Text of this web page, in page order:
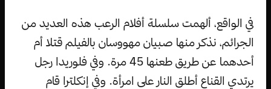
في الواقع، ألهمت سلسلة أفلام الرعب هذه العديد من
الجرائم، نذكر منها صبيان مهووسان بالفيلم قتلا أم
أحدهما عن طريق طعنها 45 مرة. وفي فلوريدا رجل
يرتدي القناع أطلق النار على امرأة. وفي إنكلترا قام